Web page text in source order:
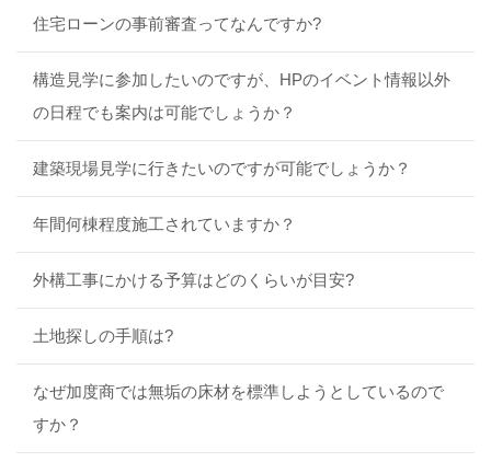
住宅ローンの事前審査ってなんですか?
構造見学に参加したいのですが、HPのイベント情報以外
の日程でも案内は可能でしょうか？
建築現場見学に行きたいのですが可能でしょうか？
年間何棟程度施工されていますか？
外構工事にかける予算はどのくらいが目安?
土地探しの手順は?
なぜ加度商では無垢の床材を標準しようとしているので
すか？